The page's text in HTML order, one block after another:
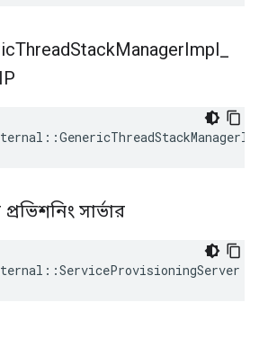
ThreadStackManagerImpl
IP
প্রভিশনিং সার্ভার